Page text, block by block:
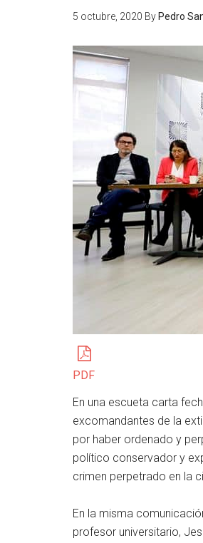
5 octubre, 2020 By Pedro
PDF
En una escueta carta
excomandantes de la
por haber ordenado y
político conservador y
crimen perpetrado en la
En la misma
profesor universitario,